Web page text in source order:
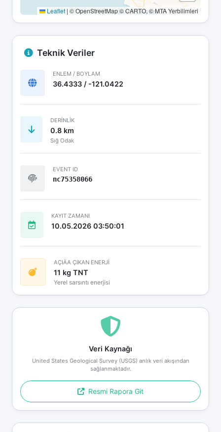
Leaflet | © OpenStreetMap © CARTO, © MTA Yerbilimleri
Teknik Veriler
ENLEM / BOYLAM
36.4333 / -121.0422
DERINLIK
0.8 km
Sığ Odak
EVENT ID
nc75358066
KAYIT ZAMANI
10.05.2026 03:50:01
AÇIÄA ÇIKAN ENERJİ
11 kg TNT
Yerel sarsıntı enerjisi
Veri Kaynağı
United States Geological Survey (USGS) anlık veri akışından
sağlanmaktadır.
Resmi Rapora Git